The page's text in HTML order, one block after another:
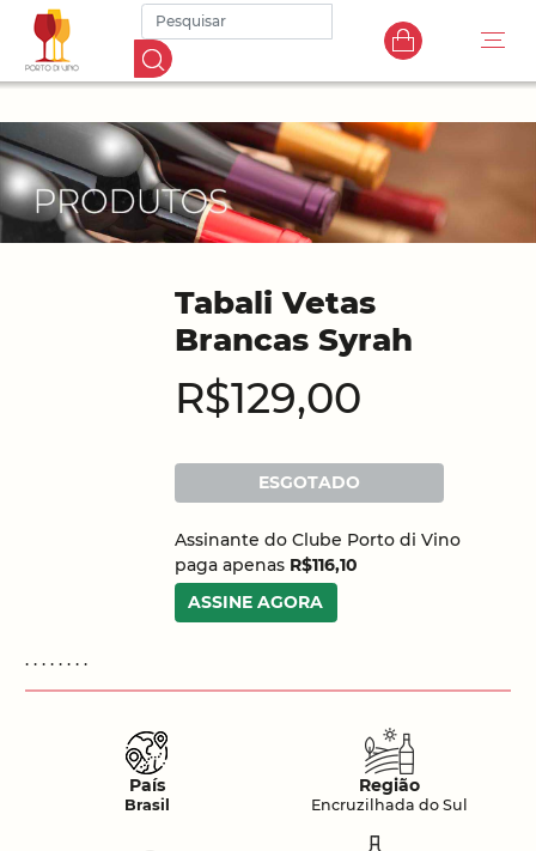
Tabali Vetas
Brancas Syrah
R$129,00
ESGOTADO
Assinante do Clube Porto di Vino
paga apenas R$116,10
ASSINE AGORA
. . . . . . . .
País
Brasil
Região
Encruzilhada do Sul